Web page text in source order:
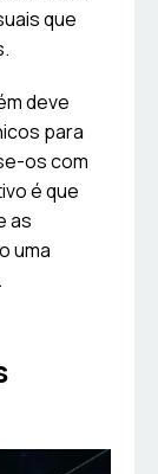
que
deve
para
os com
é que
as
uma